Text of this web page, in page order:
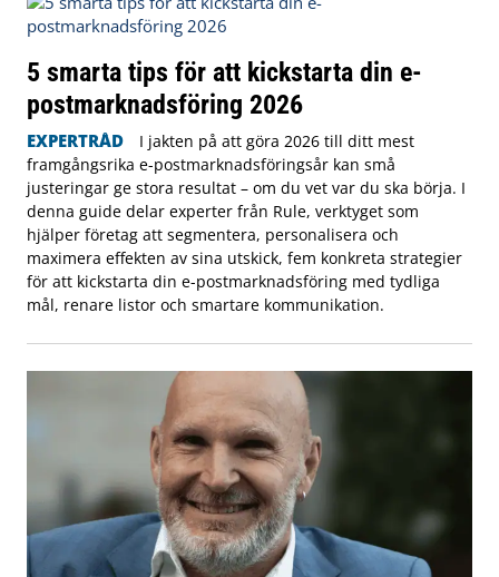
5 smarta tips för att kickstarta din e-
postmarknadsföring 2026
EXPERTRÅD
I jakten på att göra 2026 till ditt mest
framgångsrika e-postmarknadsföringsår kan små
justeringar ge stora resultat – om du vet var du ska börja. I
denna guide delar experter från Rule, verktyget som
hjälper företag att segmentera, personalisera och
maximera effekten av sina utskick, fem konkreta strategier
för att kickstarta din e-postmarknadsföring med tydliga
mål, renare listor och smartare kommunikation.